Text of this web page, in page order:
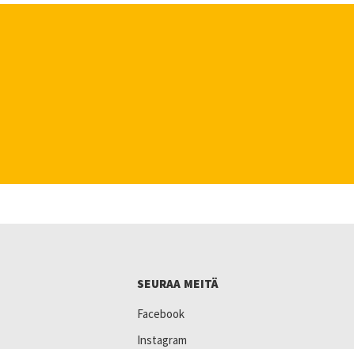
SEURAA MEITÄ
Facebook
Instagram